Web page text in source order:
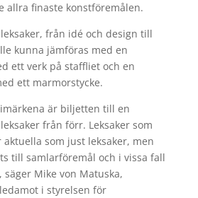
allra finaste konstföremålen.
från idé och design till
kunna jämföras med en
ett verk på staffliet och en
ett marmorstycke.
är biljetten till en
från förr. Leksaker som
som just leksaker, men
till samlarföremål och i vissa fall
Mike von Matuska,
i styrelsen för